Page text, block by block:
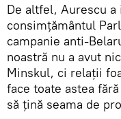
De altfel, Aurescu a
consimțământul
campanie anti-
noastră nu a avut
Minskul, ci relații
face toate astea
să țină seama de